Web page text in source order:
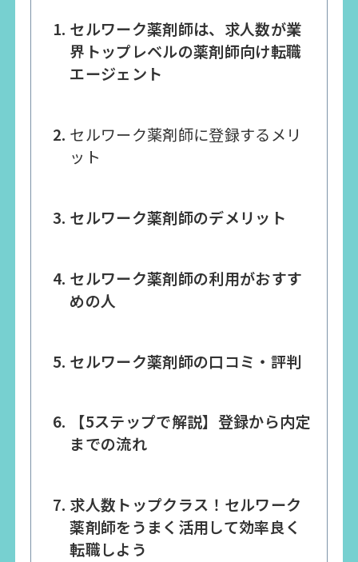
セルワーク薬剤師は、求人数が業
界トップレベルの薬剤師向け転職
エージェント
セルワーク薬剤師に登録するメリ
ット
セルワーク薬剤師のデメリット
セルワーク薬剤師の利用がおすす
めの人
セルワーク薬剤師の口コミ・評判
【5ステップで解説】登録から内定
までの流れ
求人数トップクラス！セルワーク
薬剤師をうまく活用して効率良く
転職しよう